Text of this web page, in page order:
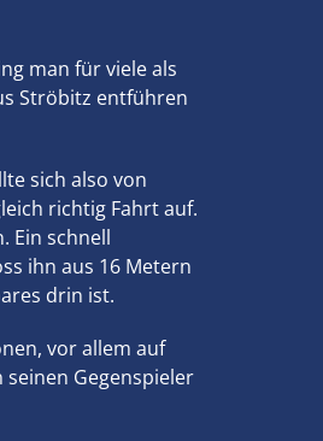
man für viele als
Ströbitz entführen
sich also von
richtig Fahrt auf.
Ein schnell
ihn aus 16 Metern
drin ist.
vor allem auf
seinen Gegenspieler